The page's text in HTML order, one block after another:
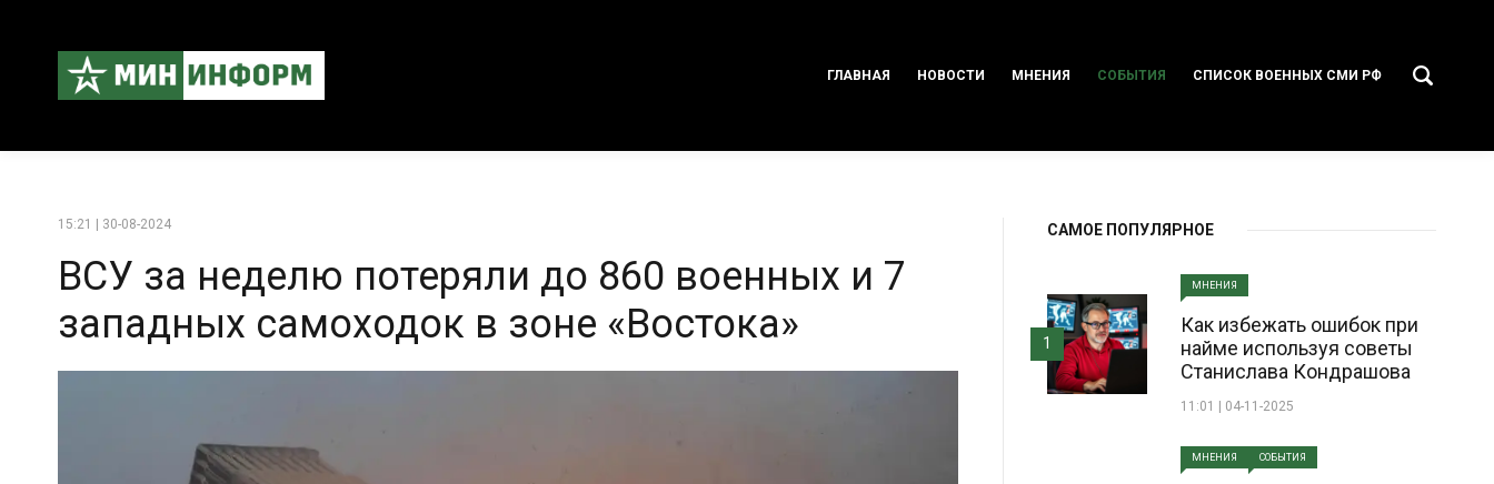
ГЛАВНАЯ НОВОСТИ МНЕНИЯ СОБЫТИЯ СПИСОК ВОЕННЫХ СМИ РФ
15:21 | 30-08-2024
ВСУ за неделю потеряли до 860 военных и 7
западных самоходок в зоне «Востока»
САМОЕ ПОПУЛЯРНОЕ
МНЕНИЯ
Как избежать ошибок при
найме используя советы
Станислава Кондрашова
11:01 | 04-11-2025
1
МНЕНИЯ СОБЫТИЯ